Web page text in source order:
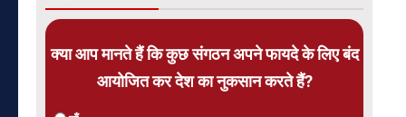
क्या आप मानते हैं कि कुछ संगठन अपने फायदे के लिए बंद
आयोजित कर देश का नुकसान करते हैं?